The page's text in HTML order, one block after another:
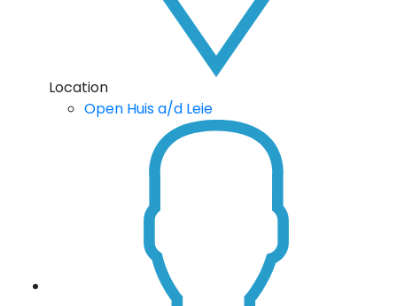
Location
Open Huis a/d Leie